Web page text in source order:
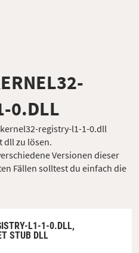
0.DLL
registry-l1-1-0.dll
dll zu lösen.
Versionen dieser
Fällen solltest du einfach die
L1-1-0.DLL,
STUB DLL